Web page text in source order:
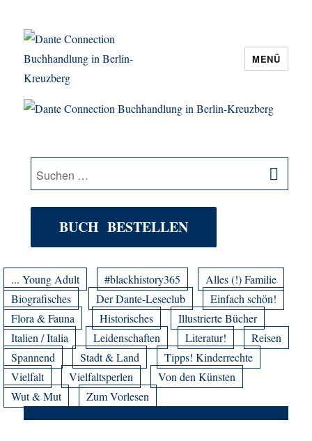
Dante Connection Buchhandlung in
MENÜ
Suche
nach:
BUCH BESTELLEN
... Young Adult #blackhistory365
Alles (!) Familie
Biografisches
Der Dante-Leseclub
Einfach schön!
Flora & Fauna
Historisches
Illustrierte Bücher
Italien / Italia
Leidenschaften Literatur!
Reisen
Spannend
Stadt & Land
Tipps! Kinderrechte
Vielfalt
Vielfaltsperlen
Von den Künsten
Wut & Mut
Zum Vorlesen